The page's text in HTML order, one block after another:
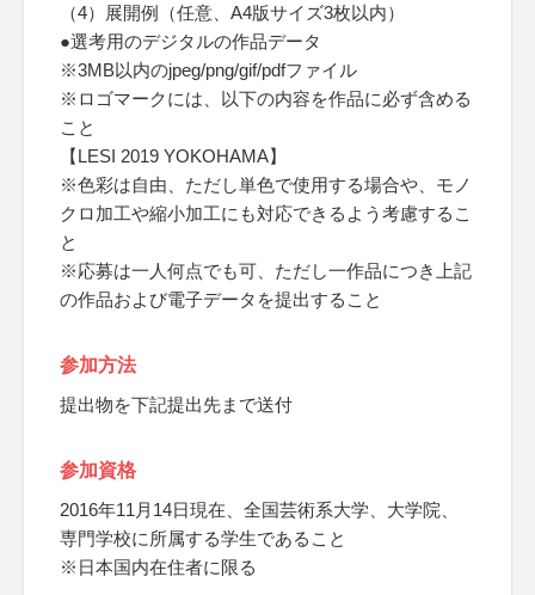
（4）展開例（任意、A4版サイズ3枚以内）
●選考用のデジタルの作品データ
※3MB以内のjpeg/png/gif/pdfファイル
※ロゴマークには、以下の内容を作品に必ず含める
こと
【LESI 2019 YOKOHAMA】
※色彩は自由、ただし単色で使用する場合や、モノ
クロ加工や縮小加工にも対応できるよう考慮するこ
と
※応募は一人何点でも可、ただし一作品につき上記
の作品および電子データを提出すること
参加方法
提出物を下記提出先まで送付
参加資格
2016年11月14日現在、全国芸術系大学、大学院、
専門学校に所属する学生であること
※日本国内在住者に限る